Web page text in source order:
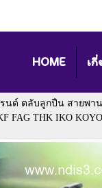
HOME เ
นด์ ตลับลูกปืน สายพาน
FAG THK IKO